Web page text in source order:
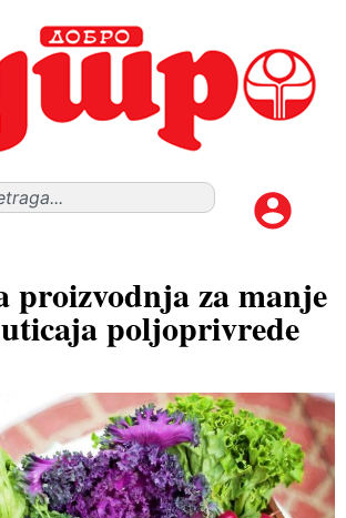
proizvodnja za manje
poljoprivrede